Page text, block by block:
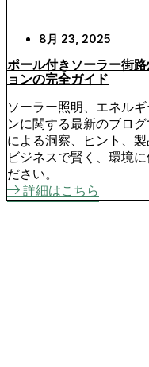
8月 23, 2025
ポール付きソーラー街
ョンの完全ガイド
ソーラー照明、エネル
ンに関する最新のブロ
による洞察、ヒント、
ビジネスで賢く、環境
ださい。
詳細はこちら